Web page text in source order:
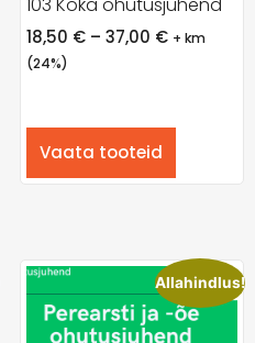
18,50 € – 37,00 € + km
(24%)
Vaata tooteid
Allahindlus!